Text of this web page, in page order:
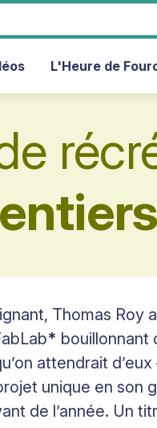
L'Heure de
Thomas Roy
* bouillonnant
attendrait
unique en
de l’année. Un